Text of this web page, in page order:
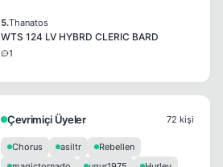
5.Thanatos
WTS 124 LV HYBRD CLERIC BARD
1
Çevrimiçi Üyeler 72 kişi
Chorus asiltr
Rebellen